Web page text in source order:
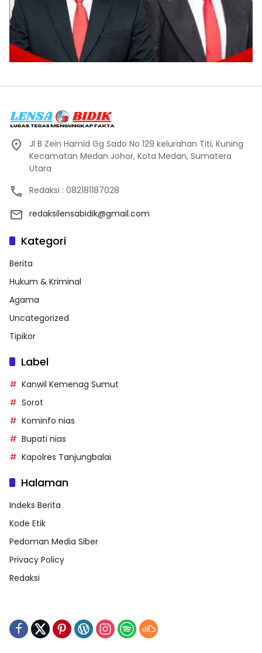
Jl B Zein Hamid Gg Sado No 129 kelurahan Titi, Kuning
Kecamatan Medan Johor, Kota Medan, Sumatera
Utara
Redaksi : 082181187028
redaksilensabidik@gmail.com
Kategori
Berita
Hukum & Kriminal
Agama
Uncategorized
Tipikor
Label
Kanwil Kemenag Sumut
Sorot
Kominfo nias
Bupati nias
Kapolres Tanjungbalai
Halaman
Indeks Berita
Kode Etik
Pedoman Media Siber
Privacy Policy
Redaksi